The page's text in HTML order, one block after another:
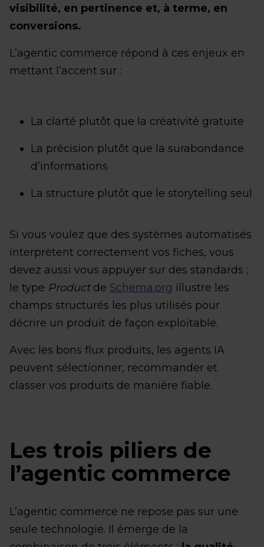
visibilité, en pertinence et, à terme, en
conversions.
L’agentic commerce répond à ces enjeux en
mettant l’accent sur :
La clarté plutôt que la créativité gratuite
La précision plutôt que la surabondance
d’informations
La structure plutôt que le storytelling seul
Si vous voulez que des systèmes automatisés
interprètent correctement vos fiches, vous
devez aussi vous appuyer sur des standards ;
le type Productde Schema.org illustre les
champs structurés les plus utilisés pour
décrire un produit de façon exploitable.
Avec les bons flux produits, les agents IA
peuvent sélectionner, recommander et
classer vos produits de manière fiable.
Les trois piliers de
l’agentic commerce
L’agentic commerce ne repose pas sur une
seule technologie. Il émerge de la